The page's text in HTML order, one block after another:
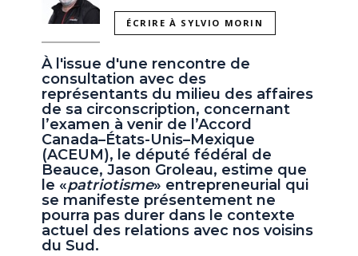
ÉCRIRE À SYLVIO MORIN
À l'issue d'une rencontre de
consultation avec des
représentants du milieu des affaires
de sa circonscription, concernant
l’examen à venir de l’Accord
Canada–États-Unis–Mexique
(ACEUM), le député fédéral de
Beauce, Jason Groleau, estime que
le «patriotisme» entrepreneurial qui
se manifeste présentement ne
pourra pas durer dans le contexte
actuel des relations avec nos voisins
du Sud.